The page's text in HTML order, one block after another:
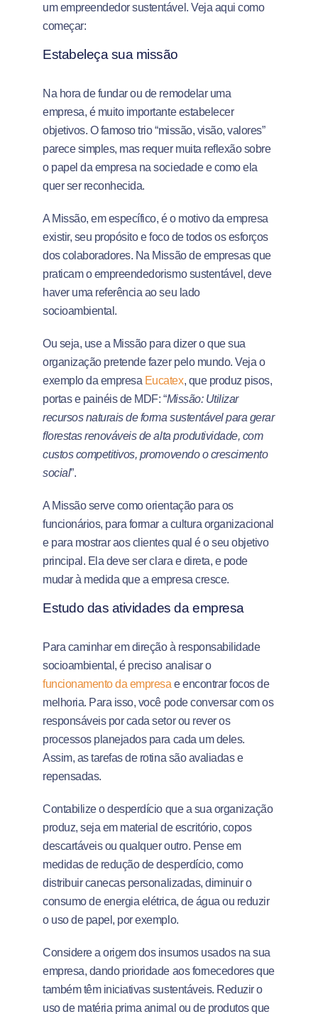
um empreendedor sustentável. Veja aqui como
começar:
Estabeleça sua missão
Na hora de fundar ou de remodelar uma
empresa, é muito importante estabelecer
objetivos. O famoso trio “missão, visão, valores”
parece simples, mas requer muita reflexão sobre
o papel da empresa na sociedade e como ela
quer ser reconhecida.
A Missão, em específico, é o motivo da empresa
existir, seu propósito e foco de todos os esforços
dos colaboradores. Na Missão de empresas que
praticam o empreendedorismo sustentável, deve
haver uma referência ao seu lado
socioambiental.
Ou seja, use a Missão para dizer o que sua
organização pretende fazer pelo mundo. Veja o
exemplo da empresa Eucatex, que produz pisos,
portas e painéis de MDF: “Missão: Utilizar
recursos naturais de forma sustentável para gerar
florestas renováveis de alta produtividade, com
custos competitivos, promovendo o crescimento
social”.
A Missão serve como orientação para os
funcionários, para formar a cultura organizacional
e para mostrar aos clientes qual é o seu objetivo
principal. Ela deve ser clara e direta, e pode
mudar à medida que a empresa cresce.
Estudo das atividades da empresa
Para caminhar em direção à responsabilidade
socioambiental, é preciso analisar o
funcionamento da empresa e encontrar focos de
melhoria. Para isso, você pode conversar com os
responsáveis por cada setor ou rever os
processos planejados para cada um deles.
Assim, as tarefas de rotina são avaliadas e
repensadas.
Contabilize o desperdício que a sua organização
produz, seja em material de escritório, copos
descartáveis ou qualquer outro. Pense em
medidas de redução de desperdício, como
distribuir canecas personalizadas, diminuir o
consumo de energia elétrica, de água ou reduzir
o uso de papel, por exemplo.
Considere a origem dos insumos usados na sua
empresa, dando prioridade aos fornecedores que
também têm iniciativas sustentáveis. Reduzir o
uso de matéria prima animal ou de produtos que